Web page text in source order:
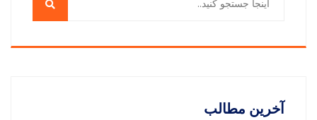
آخرین مطالب